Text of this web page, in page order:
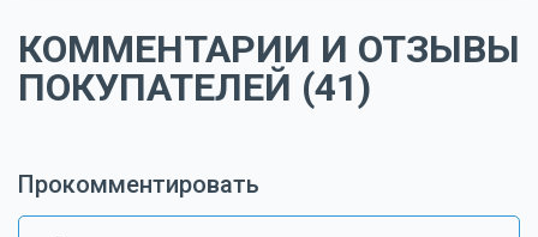
КОММЕНТАРИИ И ОТЗЫВЫ
ПОКУПАТЕЛЕЙ (41)
Прокомментировать